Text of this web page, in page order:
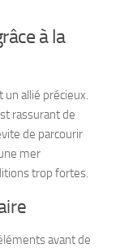
à la
allié précieux.
rassurant de
de parcourir
mer
trop fortes.
avant de